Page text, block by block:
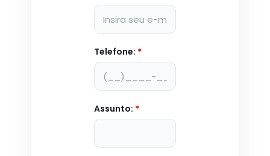
Telefone: *
Assunto: *